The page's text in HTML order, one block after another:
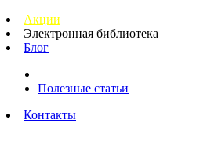
Акции
Электронная библиотека
Блог
Полезные статьи
Контакты